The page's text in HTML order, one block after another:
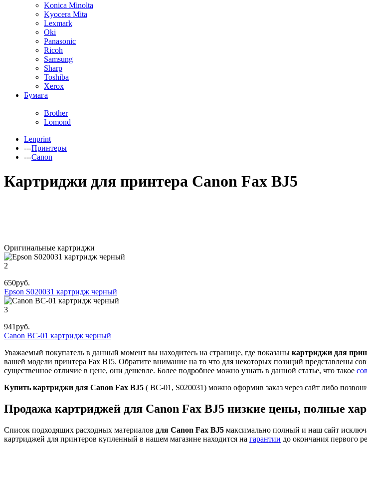
Konica Minolta
Kyocera Mita
Lexmark
Oki
Panasonic
Ricoh
Samsung
Sharp
Toshiba
Xerox
Бумага
Brother
Lomond
Lenprint
---Принтеры
---Canon
Картриджи для принтера Canon Fax BJ5
Оригинальные картриджи
2
650руб.
Epson S020031 картридж черный
3
941руб.
Canon BC-01 картридж черный
Уважаемый покупатель в данный момент вы находитесь на странице, где показаны картриджи для
вашей модели принтера Fax BJ5. Обратите внимание на то что для некоторых позиций представлены
существенное отличие в цене, они дешевле. Более подробнее можно узнать в данной статье, что такое
Купить картриджи для Canon Fax BJ5 ( BC-01, S020031) можно оформив заказ через сайт либо
Продажа картриджей для Canon Fax BJ5 низкие цены, полные
Список подходящих расходных материалов для Canon Fax BJ5 максимально полный и наш сайт
картриджей для принтеров купленный в нашем магазине находится на гарантии до окончания первого